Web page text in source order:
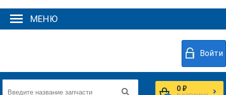
МЕНЮ
Войти
0 ₽